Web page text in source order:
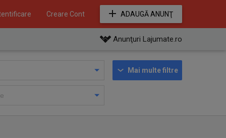
Creare Cont ADAUGĂ ANUNŢ
Anunţuri Lajumate.ro
Mai multe filtre